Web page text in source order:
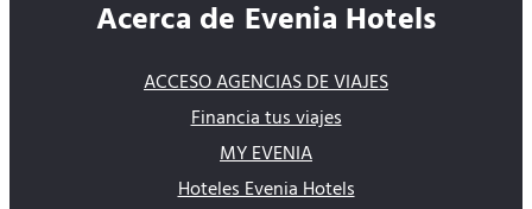
Acerca de Evenia Hotels
ACCESO AGENCIAS DE VIAJES
Financia tus viajes
MY EVENIA
Hoteles Evenia Hotels